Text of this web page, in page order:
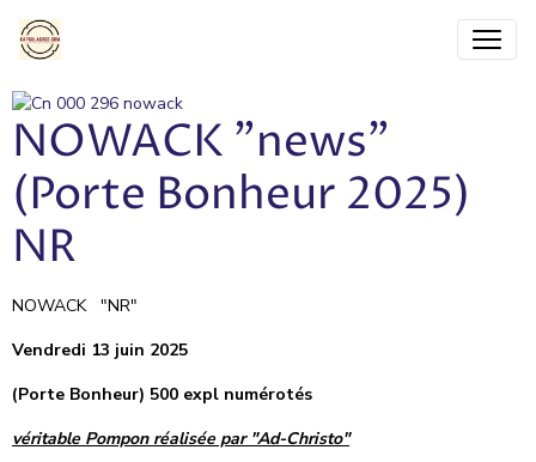
NOWACK "news"
(Porte Bonheur 2025)
NR
NOWACK "NR"
Vendredi 13 juin 2025
(Porte Bonheur) 500 expl numérotés
véritable Pompon réalisée par "Ad-Christo"